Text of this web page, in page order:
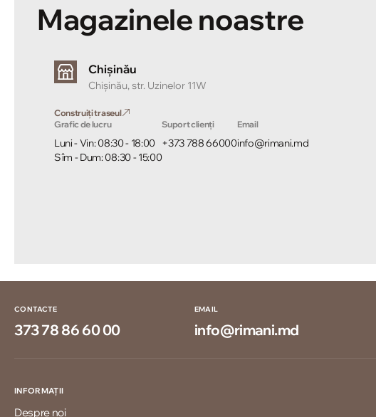
Magazinele noastre
Chișinău
Chișinău, str. Uzinelor 11W
Construiți traseul
Grafic de lucru
Luni - Vin: 08:30 - 18:00
Sîm - Dum: 08:30 - 15:00
Suport clienți
+373 788 66000
Email
info@rimani.md
CONTACTE
373 78 86 60 00
EMAIL
info@rimani.md
INFORMAȚII
Despre noi